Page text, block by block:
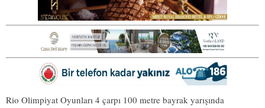
Rio Olimpiyat Oyunları 4 çarpı 100 metre bayrak yarışında